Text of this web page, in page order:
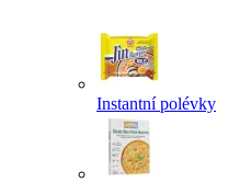
Instantní polévky